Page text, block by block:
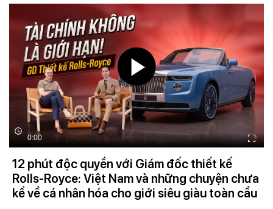
0:00
12 phút độc quyền với Giám đốc thiết kế
Rolls-Royce: Việt Nam và những chuyện chưa
kể về cá nhân hóa cho giới siêu giàu toàn cầu